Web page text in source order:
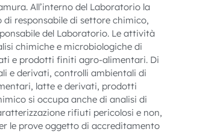
All’interno del Laboratorio la
responsabile di settore chimico,
del Laboratorio. Le attività
chimiche e microbiologiche di
e prodotti finiti agro-alimentari. Di
e derivati, controlli ambientali di
latte e derivati, prodotti
si occupa anche di analisi di
rifiuti pericolosi e non,
le prove oggetto di accreditamento